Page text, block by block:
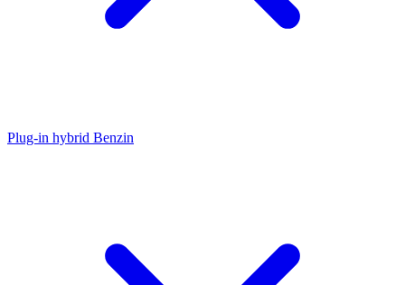
Plug-in hybrid Benzin